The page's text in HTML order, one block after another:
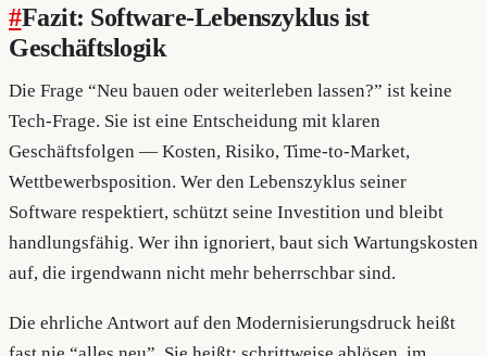
#Fazit: Software-Lebenszyklus ist
Geschäftslogik
Die Frage “Neu bauen oder weiterleben lassen?” ist keine
Tech-Frage. Sie ist eine Entscheidung mit klaren
Geschäftsfolgen — Kosten, Risiko, Time-to-Market,
Wettbewerbsposition. Wer den Lebenszyklus seiner
Software respektiert, schützt seine Investition und bleibt
handlungsfähig. Wer ihn ignoriert, baut sich Wartungskosten
auf, die irgendwann nicht mehr beherrschbar sind.
Die ehrliche Antwort auf den Modernisierungsdruck heißt